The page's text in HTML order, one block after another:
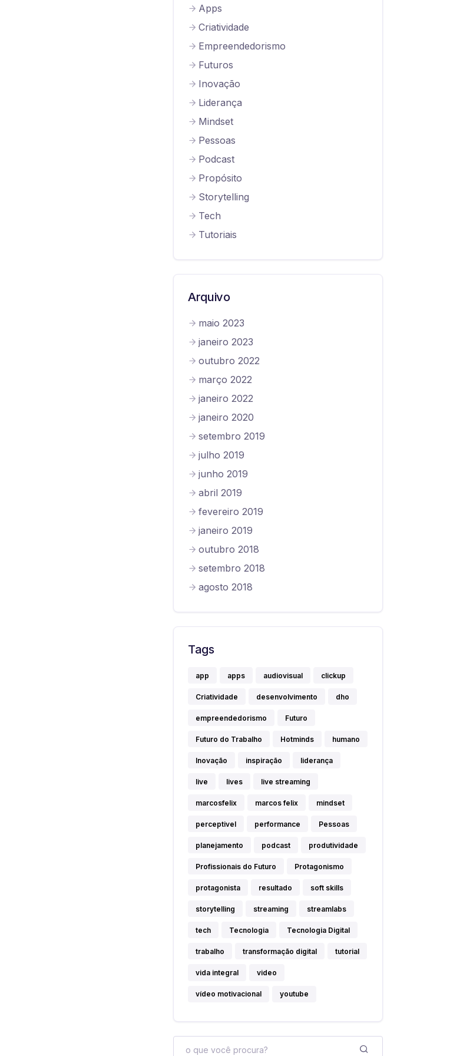
Apps
Criatividade
Empreendedorismo
Futuros
Inovação
Liderança
Mindset
Pessoas
Podcast
Propósito
Storytelling
Tech
Tutoriais
Arquivo
maio 2023
janeiro 2023
outubro 2022
março 2022
janeiro 2022
janeiro 2020
setembro 2019
julho 2019
junho 2019
abril 2019
fevereiro 2019
janeiro 2019
outubro 2018
setembro 2018
agosto 2018
Tags
app apps audiovisual clickup
Criatividade desenvolvimento dho
empreendedorismo Futuro
Futuro do Trabalho Hotminds humano
Inovação inspiração liderança
live lives live streaming
marcosfelix marcos felix mindset
perceptivel performance Pessoas
planejamento podcast produtividade
Profissionais do Futuro Protagonismo
protagonista resultado soft skills
storytelling streaming streamlabs
tech Tecnologia Tecnologia Digital
trabalho transformação digital tutorial
vida integral video
vídeo motivacional youtube